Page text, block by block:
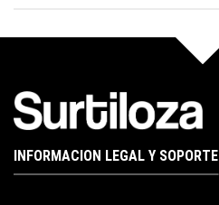
INFORMACION LEGAL Y SOPORTE